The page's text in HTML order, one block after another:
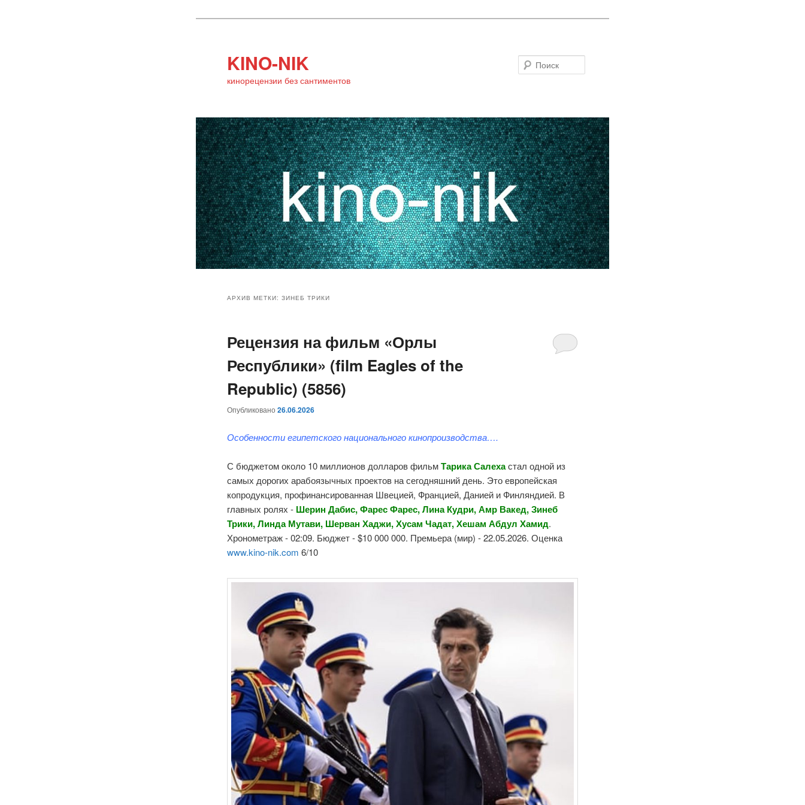
KINO-NIK
кинорецензии без сантиментов
основному
содержимому
дополнительному
содержимому
АРХИВ МЕТКИ:ЗИНЕБ ТРИКИ
Рецензия на фильм «Орлы
Республики» (film Eagles of the
Republic) (5856)
Опубликовано26.06.2026
Особенности египетского национального кинопроизводства….
С бюджетом около 10 миллионов долларов фильмТарика Салехастал одной из
самых дорогих арабоязычных проектов на сегодняшний день. Это европейская
копродукция, профинансированная Швецией, Францией, Данией и Финляндией. В
главных ролях - Шерин Дабис, Фарес Фарес, Лина Кудри, Амр Вакед, Зинеб
Трики, Линда Мутави, Шерван Хаджи, Хусам Чадат, Хешам Абдул Хамид.
Хронометраж - 02:09. Бюджет - $10 000 000. Премьера (мир) - 22.05.2026. Оценка
www.kino-nik.com 6/10